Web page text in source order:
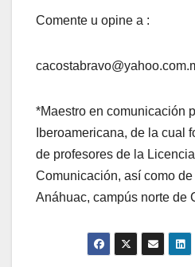
Comente u opine a :
*Maestro en comunicación
Iberoamericana, de la cual
de profesores de la
Comunicación, así como
Anáhuac, campús norte de